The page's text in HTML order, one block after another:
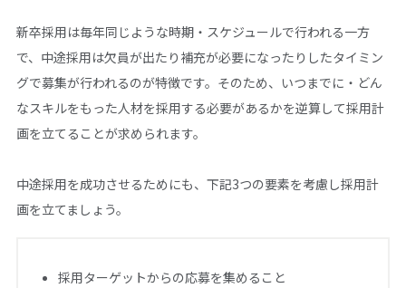
新卒採用は毎年同じような時期・スケジュールで行われる一方
で、中途採用は欠員が出たり補充が必要になったりしたタイミン
グで募集が行われるのが特徴です。そのため、いつまでに・どん
なスキルをもった人材を採用する必要があるかを逆算して採用計
画を立てることが求められます。
中途採用を成功させるためにも、下記3つの要素を考慮し採用計
画を立てましょう。
採用ターゲットからの応募を集めること